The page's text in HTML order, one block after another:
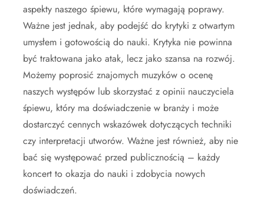
aspekty naszego śpiewu, które wymagają poprawy.
Ważne jest jednak, aby podejść do krytyki z otwartym
umysłem i gotowością do nauki. Krytyka nie powinna
być traktowana jako atak, lecz jako szansa na rozwój.
Możemy poprosić znajomych muzyków o ocenę
naszych występów lub skorzystać z opinii nauczyciela
śpiewu, który ma doświadczenie w branży i może
dostarczyć cennych wskazówek dotyczących techniki
czy interpretacji utworów. Ważne jest również, aby nie
bać się występować przed publicznością – każdy
koncert to okazja do nauki i zdobycia nowych
doświadczeń.